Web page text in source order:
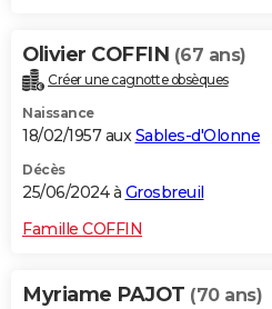
Olivier COFFIN (67 ans)
Créer une cagnotte obsèques
Naissance
18/02/1957 auxSables-d'Olonne
Décès
25/06/2024 à Grosbreuil
Famille COFFIN
Myriame PAJOT (70 ans)